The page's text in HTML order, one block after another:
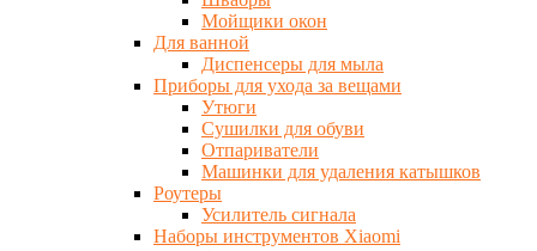
Мойщики окон
Для ванной
Диспенсеры для мыла
Приборы для ухода за вещами
Утюги
Сушилки для обуви
Отпариватели
Машинки для удаления катышков
Роутеры
Усилитель сигнала
Наборы инструментов Xiaomi